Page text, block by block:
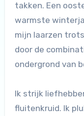
takken. Een
warmste
mijn laarzen
door de
ondergrond van
Ik strijk
fluitenkruid. Ik